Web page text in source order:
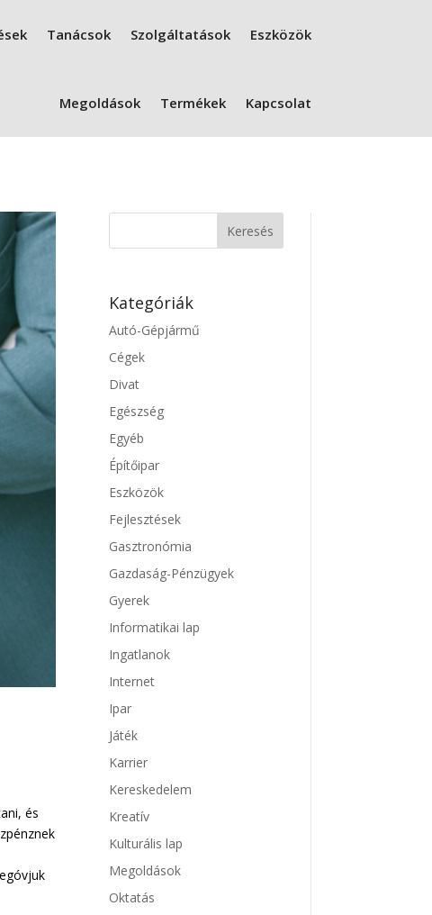
Tanácsok Szolgáltatások Eszközök
Megoldások Termékek Kapcsolat
és
Kategóriák
Autó-Gépjármű
Cégek
Divat
Egészség
Egyéb
Építőipar
Eszközök
Fejlesztések
Gasztronómia
Gazdaság-Pénzügyek
Gyerek
Informatikai lap
Ingatlanok
Internet
Ipar
Játék
Karrier
Kereskedelem
Kreatív
Kulturális lap
Megoldások
Oktatás